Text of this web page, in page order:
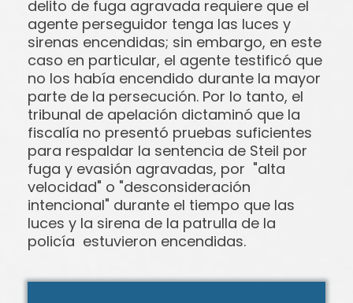
delito de fuga agravada requiere que el
agente perseguidor tenga las luces y
sirenas encendidas; sin embargo, en este
caso en particular, el agente testificó que
no los había encendido durante la mayor
parte de la persecución. Por lo tanto, el
tribunal de apelación dictaminó que la
fiscalía no presentó pruebas suficientes
para respaldar la sentencia de Steil por
fuga y evasión agravadas, por "alta
velocidad" o "desconsideración
intencional" durante el tiempo que las
luces y la sirena de la patrulla de la
policía estuvieron encendidas.